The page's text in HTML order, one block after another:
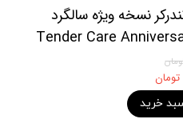
نسخه ویژه سالگرد
Tender Care
خرید